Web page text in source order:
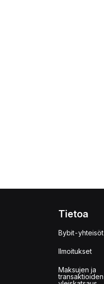
Tietoa
Bybit-yhteisöt
Ilmoitukset
Maksujen ja
transaktioiden